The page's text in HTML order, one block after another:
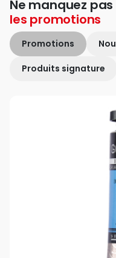
Ne manquez pas
les promotions
Promotions
Produits signature